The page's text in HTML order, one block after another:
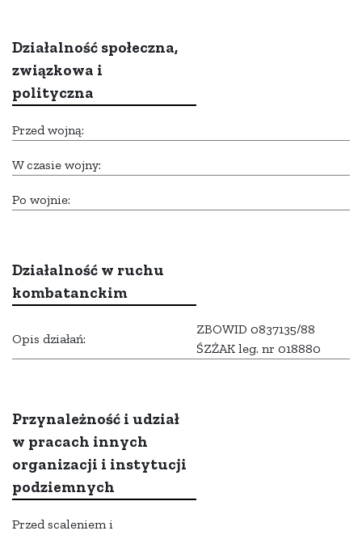
Działalność społeczna,
związkowa i
polityczna
Przed wojną:
W czasie wojny:
Po wojnie:
Działalność w ruchu
kombatanckim
Opis działań:
ZBOWID 0837135/88
ŚZŻAK leg. nr 018880
Przynależność i udział
w pracach innych
organizacji i instytucji
podziemnych
Przed scaleniem i